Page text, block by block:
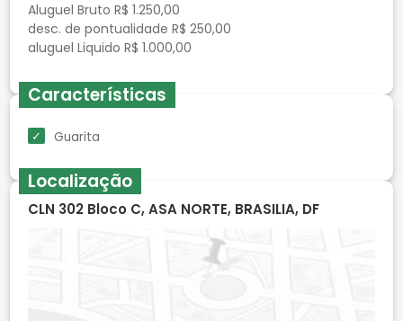
Aluguel Bruto R$ 1.250,00
desc. de pontualidade R$ 250,00
aluguel Liquido R$ 1.000,00
Características
Guarita
Localização
CLN 302 Bloco C, ASA NORTE, BRASILIA, DF